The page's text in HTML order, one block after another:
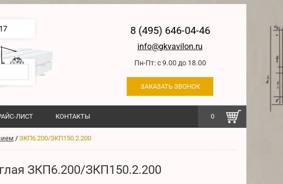
8 (495) 646-04-46
info@gkvavilon.ru
Пн-Пт: с 9.00 до 18.00
ЗАКАЗАТЬ ЗВОНОК
0
ЛИСТ КОНТАКТЫ
/ ЗКП6.200/ЗКП150.2.200
ЗКП6.200/ЗКП150.2.200